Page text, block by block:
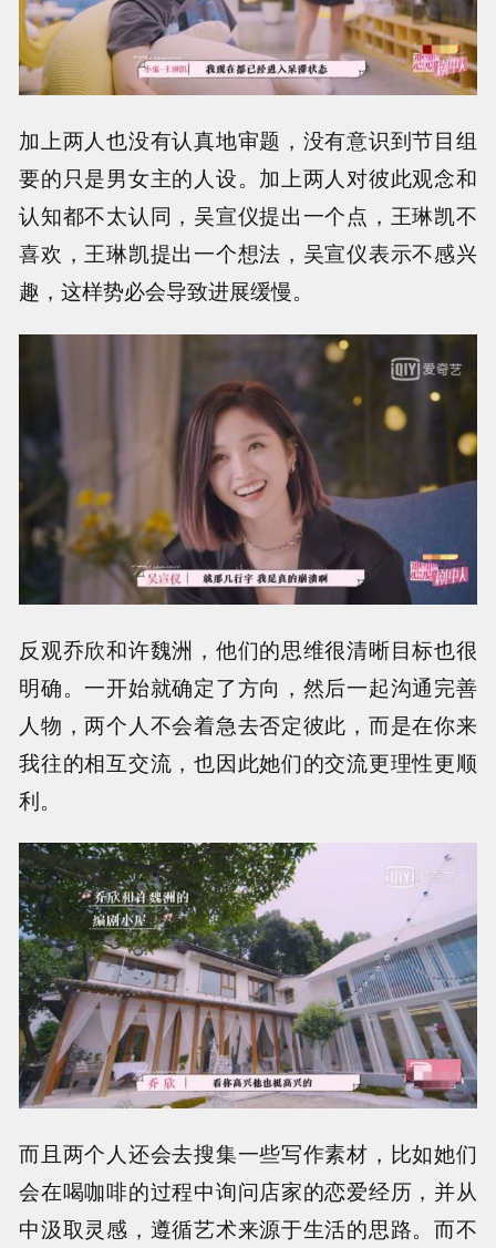
加上两人也没有认真地审题，没有意识到节目组
要的只是男女主的人设。加上两人对彼此观念和
认知都不太认同，吴宣仪提出一个点，王琳凯不
喜欢，王琳凯提出一个想法，吴宣仪表示不感兴
趣，这样势必会导致进展缓慢。
反观乔欣和许魏洲，他们的思维很清晰目标也很
明确。一开始就确定了方向，然后一起沟通完善
人物，两个人不会着急去否定彼此，而是在你来
我往的相互交流，也因此她们的交流更理性更顺
利。
而且两个人还会去搜集一些写作素材，比如她们
会在喝咖啡的过程中询问店家的恋爱经历，并从
中汲取灵感，遵循艺术来源于生活的思路。而不